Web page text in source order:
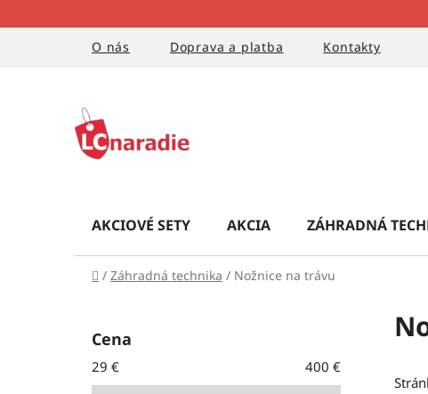
na
O nás
Doprava a platba Kontakty
AKCIOVÉ SETY AKCIA ZÁHRADNÁ
Domov
/ Záhradná technika / Nožnice na trávu
Cena
29 € 400 €